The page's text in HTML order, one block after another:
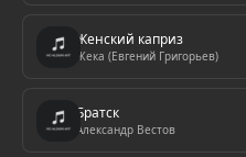
Женский каприз
Жека (Евгений Григорьев)
Братск
Александр Вестов